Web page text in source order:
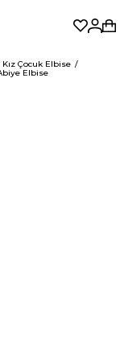
Kız Çocuk Elbise
Elbise